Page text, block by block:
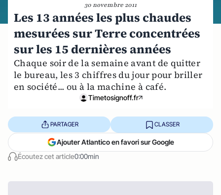
30 novembre 2011
Les 13 années les plus chaudes
mesurées sur Terre concentrées
sur les 15 dernières années
Chaque soir de la semaine avant de quitter
le bureau, les 3 chiffres du jour pour briller
en société... ou à la machine à café.
Timetosignoff.fr
Écoutez cet article0:00min
PARTAGER CLASSER
Ajouter Atlantico en favori sur Google